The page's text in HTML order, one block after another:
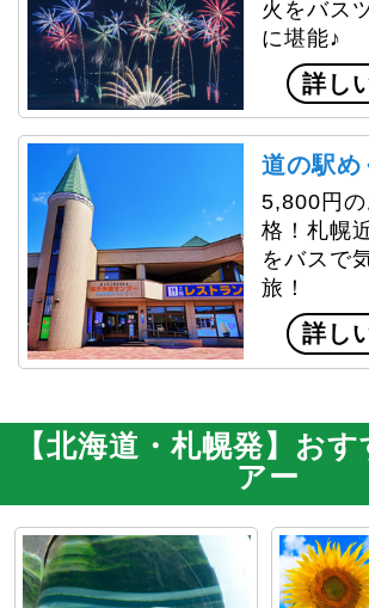
2026.06.11 販売開始しました！【札幌市
町ひまわりまつり＆第15回う
つり 日帰りバスツアー！
2026.06.11 販売開始しました！【札幌市
大絵巻が、夏の夜を鮮やかに
町夜高あんどん祭り 日帰り
2026.06.05 販売開始しました！【札幌市
集まれ！おしゃまんべ毛がに
べ放題！小樽ビール試飲付き
りバスツアー
火をバス
に堪能♪
詳し
道の駅め
5,800円
格！札幌
をバスで
旅！
詳し
【北海道・札幌発】お
アー